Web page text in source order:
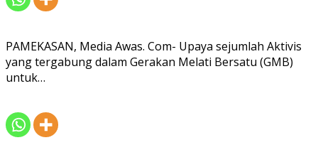
PAMEKASAN, Media Awas. Com- Upaya sejumlah Aktivis
yang tergabung dalam Gerakan Melati Bersatu (GMB)
untuk…